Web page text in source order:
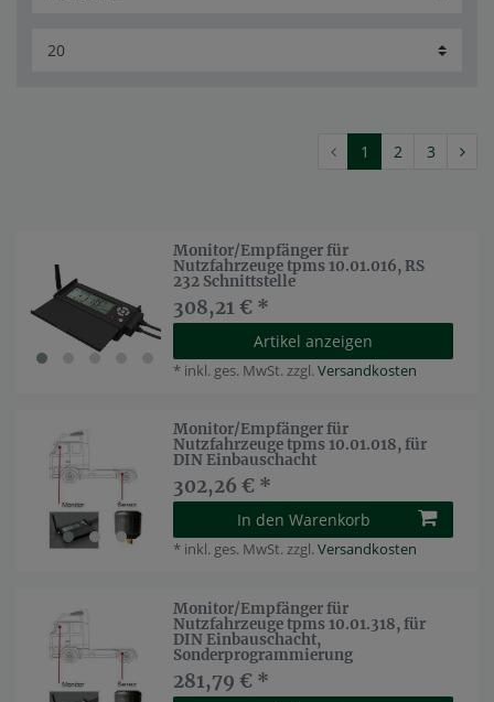
1 2 3
Monitor/Empfänger für
Nutzfahrzeuge tpms 10.01.016, RS
232 Schnittstelle
308,21 € *
Artikel anzeigen
* inkl. ges. MwSt.zzgl.Versandkosten
Monitor/Empfänger für
Nutzfahrzeuge tpms 10.01.018, für
DIN Einbauschacht
302,26 € *
In den Warenkorb
* inkl. ges. MwSt.zzgl.Versandkosten
Monitor/Empfänger für
Nutzfahrzeuge tpms 10.01.318, für
DIN Einbauschacht,
Sonderprogrammierung
281,79 € *